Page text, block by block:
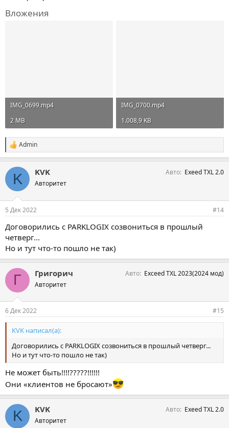
Вложения
IMG_0699.mp4
2 MB
IMG_0700.mp4
1.008,9 KB
С
и
п
т
Admin
K KVK
Авторитет
Авто Exeed TXL 2.0
5 Дек 2022 #14
Договорились с PARKLOGIX созвониться в прошлый
четверг...
Но и тут что-то пошло не так)
Г Григорич
Авторитет
Авто Exceed TXL 2023(2024 мод)
6 Дек 2022 #15
KVK написал(а):
Договорились с PARKLOGIX созвониться в прошлый четверг...
Но и тут что-то пошло не так)
Не может быть!!!!?????!!!!!!
Они «клиентов не бросают»
K KVK
Авторитет
Авто Exeed TXL 2.0